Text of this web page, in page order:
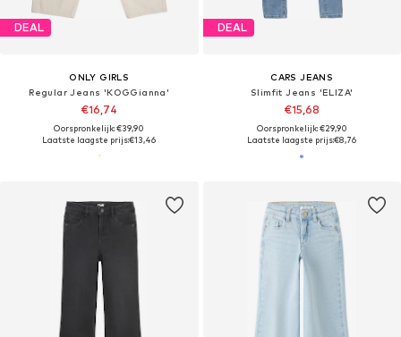
DEAL
ONLY GIRLS
Regular Jeans 'KOGGianna'
€16,74
Oorspronkelijk: €39,90
Laatste laagste prijs:€13,46
DEAL
CARS JEANS
Slimfit Jeans 'ELIZA'
€15,68
Oorspronkelijk: €29,90
Laatste laagste prijs:€8,76